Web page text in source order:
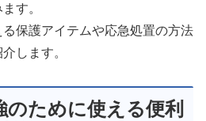
す。
保護アイテムや応急処置の方法
します。
のために使える便利